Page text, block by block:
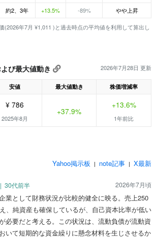
約2、3年 +13.5% -89% やや上昇
(2026年7月 ¥1,011 )と過去時点の平均値を利用して算出し
び最大値動き 2026年7月28日 更新
安値 最大値動き 株価増減率
¥ 786
2025年8月
+37.9%
+13.6%
1年前比
Yahoo掲示板 | note記事 | X最新
30代前半 2026年7月頃
業として財務状況が比較的健全に映る。売上250
、純資産も確保しているが、自己資本比率が低い
必要だと考える。この状況は、流動負債が流動資
いて短期的な資金繰りに懸念材料を生じさせるか